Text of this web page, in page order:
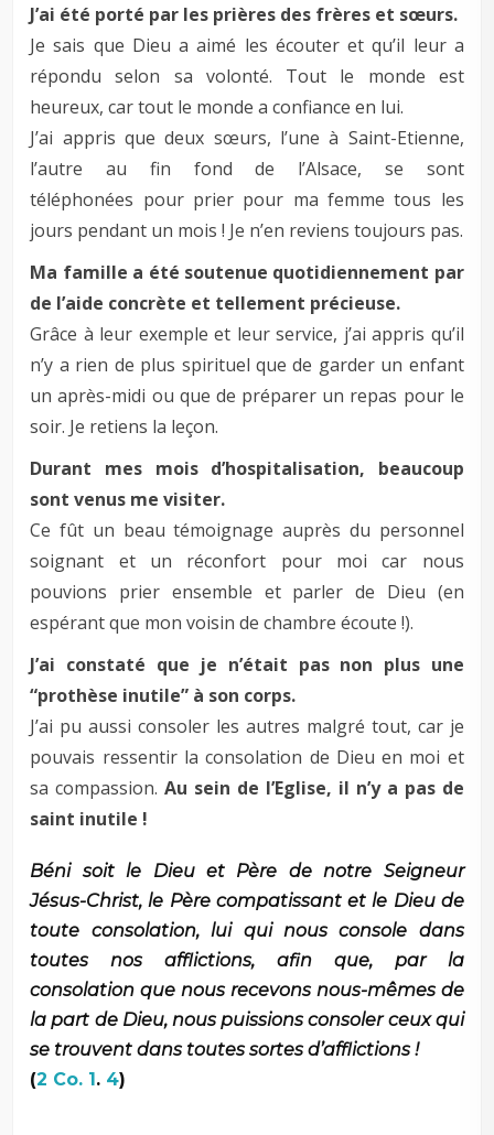
J’ai été porté par les prières des frères et sœurs.
Je sais que Dieu a aimé les écouter et qu’il leur a
répondu selon sa volonté. Tout le monde est
heureux, car tout le monde a confiance en lui.
J’ai appris que deux sœurs, l’une à Saint-Etienne,
l’autre au fin fond de l’Alsace, se sont
téléphonées pour prier pour ma femmetous les
jours pendant un mois ! Je n’en reviens toujours pas.
Ma famille a été soutenue quotidiennement par
de l’aide concrète et tellement précieuse.
Grâce à leur exemple et leur service, j’ai appris qu’il
n’y a rien de plus spirituel que de garder un enfant
un après-midi ou que de préparer un repas pour le
soir. Je retiens la leçon.
Durant mes mois d’hospitalisation, beaucoup
sont venus me visiter.
Ce fût un beau témoignage auprès du personnel
soignant et un réconfort pour moi car nous
pouvions prier ensemble et parler de Dieu (en
espérant que mon voisin de chambre écoute !).
J’ai constaté que je n’était pas non plus une
“prothèse inutile” à son corps.
J’ai pu aussi consoler les autres malgré tout, car je
pouvais ressentir la consolation de Dieu en moi et
sa compassion.Au sein de l’Eglise, il n’y a pas de
saint inutile !
Béni soit le Dieu et Père de notre Seigneur
Jésus-Christ, le Père compatissant et le Dieu de
toute consolation, lui qui nous console dans
toutes nos afflictions, afin que, par la
consolation que nous recevons nous-mêmes de
la part de Dieu, nous puissions consoler ceux qui
se trouvent dans toutes sortes d’afflictions !
(2 Co. 1. 4)